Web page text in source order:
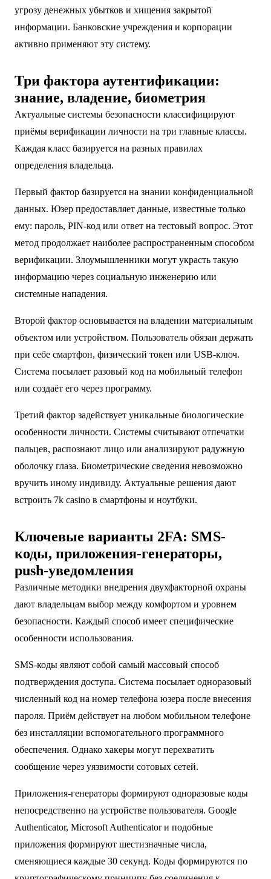
угрозу денежных убытков и хищения закрытой
информации. Банковские учреждения и корпорации
активно применяют эту систему.
Три фактора аутентификации:
знание, владение, биометрия
Актуальные системы безопасности классифицируют
приёмы верификации личности на три главные классы.
Каждая класс базируется на разных правилах
определения владельца.
Первый фактор базируется на знании конфиденциальной
данных. Юзер предоставляет данные, известные только
ему: пароль, PIN-код или ответ на тестовый вопрос. Этот
метод продолжает наиболее распространенным способом
верификации. Злоумышленники могут украсть такую
информацию через социальную инженерию или
системные нападения.
Второй фактор основывается на владении материальным
объектом или устройством. Пользователь обязан держать
при себе смартфон, физический токен или USB-ключ.
Система посылает разовый код на мобильный телефон
или создаёт его через программу.
Третий фактор задействует уникальные биологические
особенности личности. Системы считывают отпечатки
пальцев, распознают лицо или анализируют радужную
оболочку глаза. Биометрические сведения невозможно
вручить иному индивиду. Актуальные решения дают
встроить 7k casino в смартфоны и ноутбуки.
Ключевые варианты 2FA: SMS-
коды, приложения‑генераторы,
push‑уведомления
Различные методики внедрения двухфакторной охраны
дают владельцам выбор между комфортом и уровнем
безопасности. Каждый способ имеет специфические
особенности использования.
SMS-коды являют собой самый массовый способ
подтверждения доступа. Система посылает одноразовый
численный код на номер телефона юзера после внесения
пароля. Приём действует на любом мобильном телефоне
без инсталляции вспомогательного программного
обеспечения. Однако хакеры могут перехватить
сообщение через уязвимости сотовых сетей.
Приложения-генераторы формируют одноразовые коды
непосредственно на устройстве пользователя. Google
Authenticator, Microsoft Authenticator и подобные
приложения формируют шестизначные числа,
сменяющиеся каждые 30 секунд. Коды формируются по